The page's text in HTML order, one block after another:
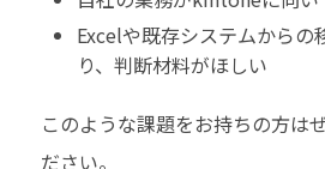
Excelや既存システムからの
り、判断材料がほしい
このような課題をお持ちの方は
ださい。